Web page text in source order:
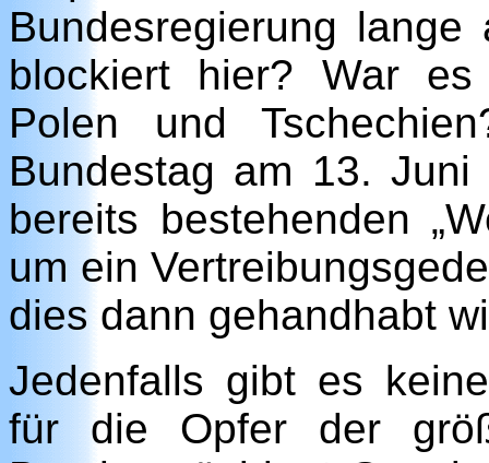
Bundesregierung
blockiert hier? War es
Polen und
Bundestag am 13.
bereits bestehenden
um ein
dies dann gehandhabt
Jedenfalls gibt es
für die Opfer der